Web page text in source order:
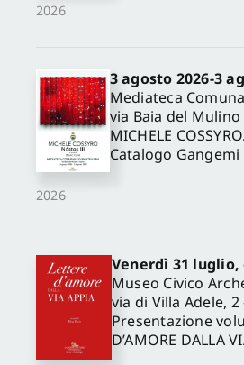
2026
2026
3 agosto 2026-3
Mediateca
via Baia del
MICHELE
Catalogo Gangemi
Venerdì 31 luglio,
Museo Civico
via di Villa Adele, 2
Presentazione
D’AMORE DALLA